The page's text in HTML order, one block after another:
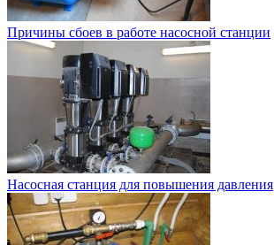
Причины сбоев в работе насосной станции
Насосная станция для повышения давления